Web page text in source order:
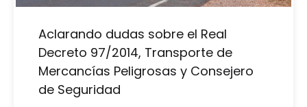
Aclarando dudas sobre el Real
Decreto 97/2014, Transporte de
Mercancías Peligrosas y Consejero
de Seguridad